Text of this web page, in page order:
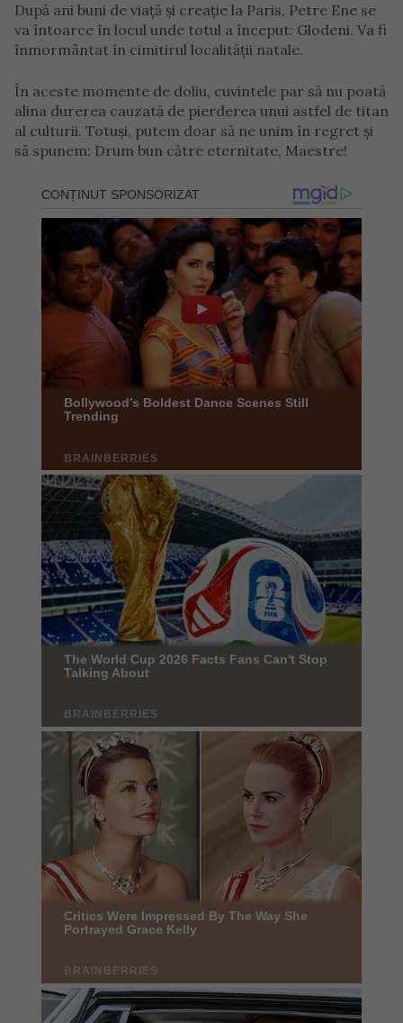
După ani buni de viață și creație la Paris, Petre Ene se
va întoarce în locul unde totul a început: Glodeni. Va fi
înmormântat în cimitirul localității natale.
În aceste momente de doliu, cuvintele par să nu poată
alina durerea cauzată de pierderea unui astfel de titan
al culturii. Totuși, putem doar să ne unim în regret și
să spunem: Drum bun către eternitate, Maestre!